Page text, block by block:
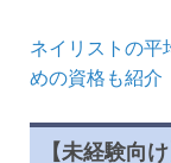
ネイリストの平
めの資格も紹介
【未経験向